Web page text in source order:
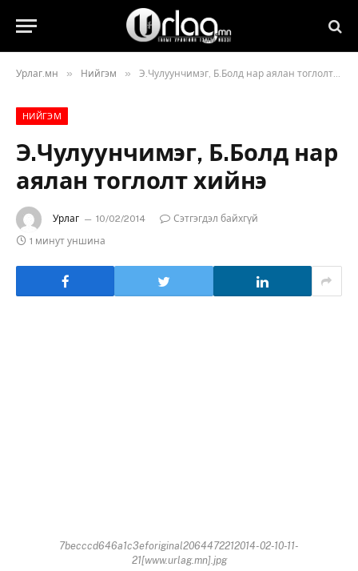
Урлаг.мн » Нийгэм » Э.Чулуунчимэг, Б.Болд нар аялан тоглолт хийнэ
НИЙГЭМ
Э.Чулуунчимэг, Б.Болд нар
аялан тоглолт хийнэ
Урлаг 10/02/2014
Сэтгэгдэл байхгүй
1 минут уншина
7becccd646a1c3eforiginal2064472212014-02-10-11-
21[www.urlag.mn].jpg